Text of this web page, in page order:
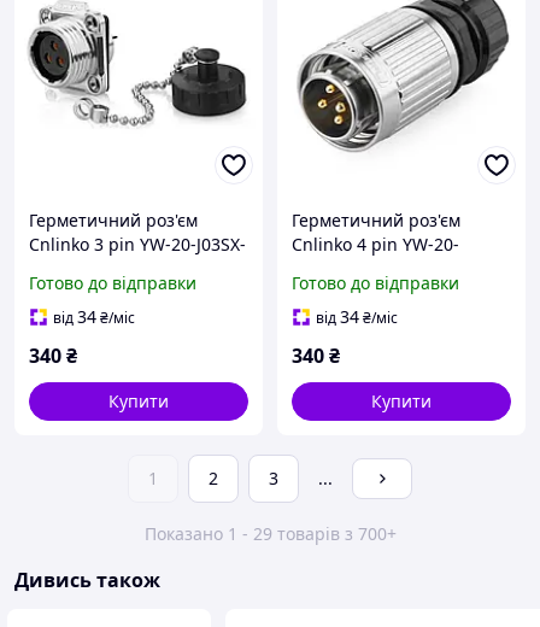
Герметичний роз'єм
Cnlinko 3 pin YW-20-J03SX-
Готово до відправки
від34₴/міс
340₴
Купити
Герметичний роз'єм
Cnlinko 4 pin YW-20-
Готово до відправки
від34₴/міс
340₴
Купити
1 2 3 ...
Показано 1 - 29 товарів з 700+
Дивись також